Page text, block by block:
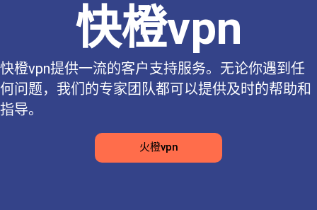
快橙vpn
快橙vpn提供一流的客户支持服务。无论你遇到任
何问题，我们的专家团队都可以提供及时的帮助和
指导。
火橙vpn